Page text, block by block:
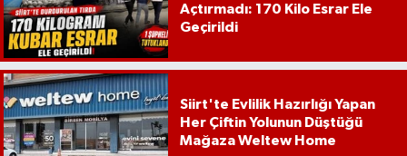
Açtırmadı: 170 Kilo Esrar Ele
Geçirildi
Siirt'te Evlilik Hazırlığı Yapan
Her Çiftin Yolunun Düştüğü
Mağaza Weltew Home